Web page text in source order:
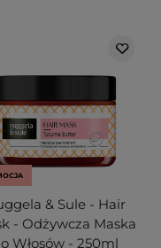
& Sule - Hair
- Odżywcza Maska
Włosów - 250ml